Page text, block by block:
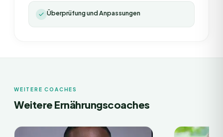
Überprüfung und Anpassungen
WEITERE COACHES
Weitere Ernährungscoaches